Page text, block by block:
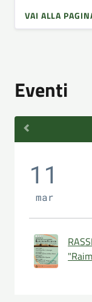
VAI ALLA
Eventi
11
mar